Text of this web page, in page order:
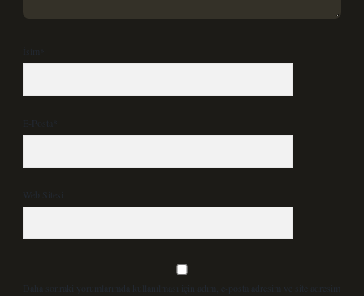
İsim*
E-Posta*
Web Sitesi
Daha sonraki yorumlarımda kullanılması için adım, e-posta adresim ve site adresim